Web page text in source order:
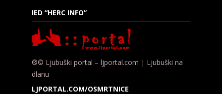
IED “HERC INFO”
®© Ljubuški portal – ljportal.com | Ljubuški na
dlanu
LJPORTAL.COM/OSMRTNICE